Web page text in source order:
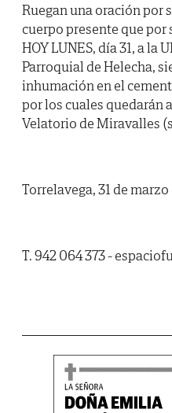
Ruegan una oración por
cuerpo presente que por
HOY LUNES, día 31, a la
Parroquial de Helecha,
inhumación en el
por los cuales quedarán
Velatorio de Miravalles
Torrelavega, 31 de marzo
T. 942 064 373 -